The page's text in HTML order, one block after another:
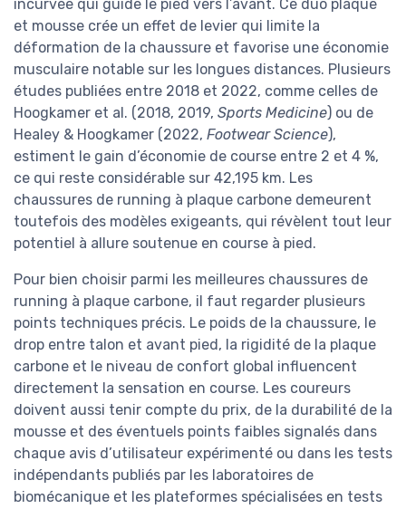
incurvée qui guide le pied vers l’avant. Ce duo plaque
et mousse crée un effet de levier qui limite la
déformation de la chaussure et favorise une économie
musculaire notable sur les longues distances. Plusieurs
études publiées entre 2018 et 2022, comme celles de
Hoogkamer et al. (2018, 2019, Sports Medicine) ou de
Healey & Hoogkamer (2022, Footwear Science),
estiment le gain d’économie de course entre 2 et 4 %,
ce qui reste considérable sur 42,195 km. Les
chaussures de running à plaque carbone demeurent
toutefois des modèles exigeants, qui révèlent tout leur
potentiel à allure soutenue en course à pied.
Pour bien choisir parmi les meilleures chaussures de
running à plaque carbone, il faut regarder plusieurs
points techniques précis. Le poids de la chaussure, le
drop entre talon et avant pied, la rigidité de la plaque
carbone et le niveau de confort global influencent
directement la sensation en course. Les coureurs
doivent aussi tenir compte du prix, de la durabilité de la
mousse et des éventuels points faibles signalés dans
chaque avis d’utilisateur expérimenté ou dans les tests
indépendants publiés par les laboratoires de
biomécanique et les plateformes spécialisées en tests